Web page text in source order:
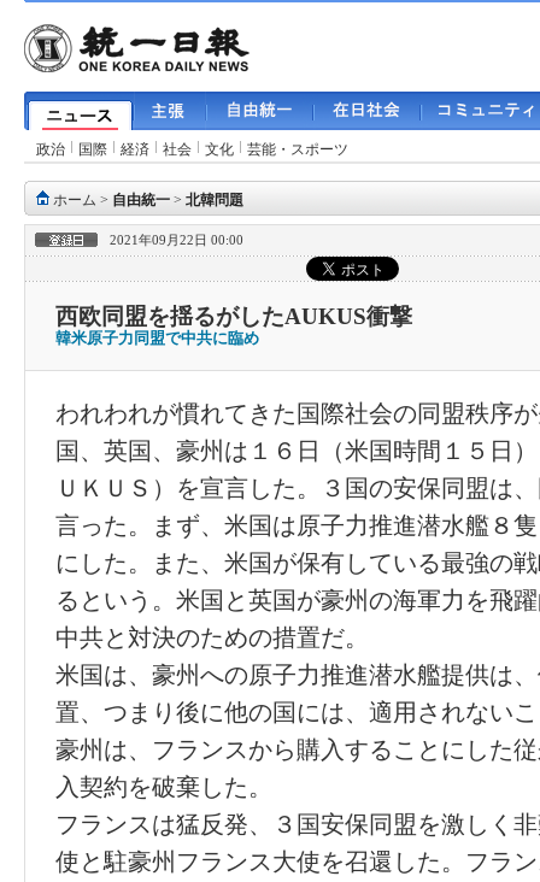
政治 国際 経済 社会 文化 芸能・スポーツ
ホーム > 自由統一 > 北韓問題
2021年09月22日 00:00
西欧同盟を揺るがしたAUKUS衝撃
韓米原子力同盟で中共に臨め
われわれが慣れてきた国際社会の同盟秩序
国、英国、豪州は１６日（米国時間１５日
ＵＫＵＳ）を宣言した。３国の安保同盟は
言った。まず、米国は原子力推進潜水艦８
にした。また、米国が保有している最強の
るという。米国と英国が豪州の海軍力を飛
中共と対決のための措置だ。
米国は、豪州への原子力推進潜水艦提供は
置、つまり後に他の国には、適用されない
豪州は、フランスから購入することにした
入契約を破棄した。
フランスは猛反発、３国安保同盟を激しく
使と駐豪州フランス大使を召還した。フラ